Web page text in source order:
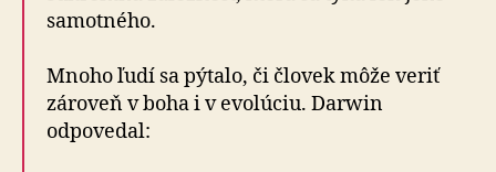
samotného.
Mnoho ľudí sa pýtalo, či človek môže veriť
zároveň v boha i v evolúciu. Darwin
odpovedal: